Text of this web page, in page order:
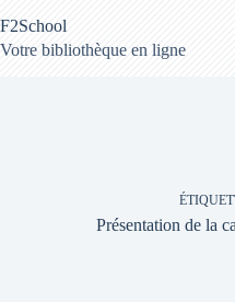
au
contenu
F2School
Votre bibliothèque en ligne
Présentation de la